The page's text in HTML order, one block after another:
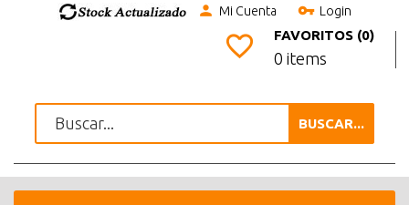
Mi Cuenta Login
FAVORITOS (0)
0 items
BUSCAR...